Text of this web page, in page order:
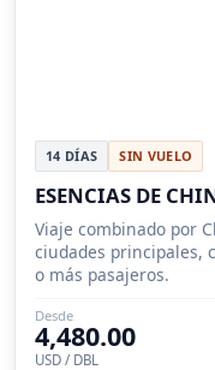
14 DÍAS SIN VUELO
ESENCIAS DE
Viaje combinado por
ciudades principales,
o más pasajeros.
Desde
4,480.00
USD / DBL